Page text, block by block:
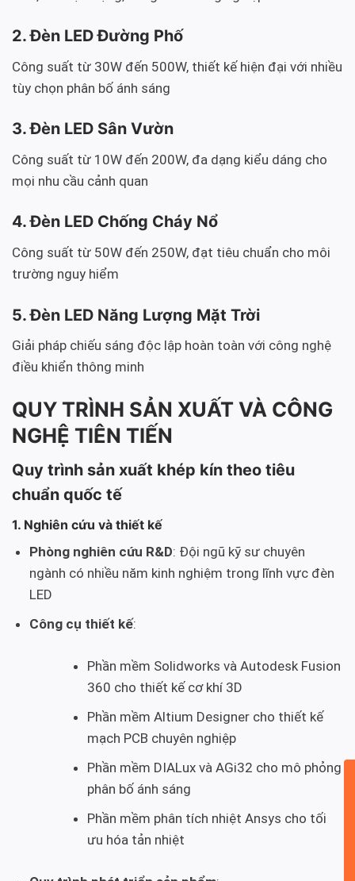
2. Đèn LED Đường Phố
Công suất từ 30W đến 500W, thiết kế hiện đại với nhiều
tùy chọn phân bố ánh sáng
3. Đèn LED Sân Vườn
Công suất từ 10W đến 200W, đa dạng kiểu dáng cho
mọi nhu cầu cảnh quan
4. Đèn LED Chống Cháy Nổ
Công suất từ 50W đến 250W, đạt tiêu chuẩn cho môi
trường nguy hiểm
5. Đèn LED Năng Lượng Mặt Trời
Giải pháp chiếu sáng độc lập hoàn toàn với công nghệ
điều khiển thông minh
QUY TRÌNH SẢN XUẤT VÀ CÔNG
NGHỆ TIÊN TIẾN
Quy trình sản xuất khép kín theo tiêu
chuẩn quốc tế
1. Nghiên cứu và thiết kế
Phòng nghiên cứu R&D: Đội ngũ kỹ sư chuyên
ngành có nhiều năm kinh nghiệm trong lĩnh vực đèn
LED
Công cụ thiết kế:
Phần mềm Solidworks và Autodesk Fusion
360 cho thiết kế cơ khí 3D
Phần mềm Altium Designer cho thiết kế
mạch PCB chuyên nghiệp
Phần mềm DIALux và AGi32 cho mô phỏng
phân bố ánh sáng
Phần mềm phân tích nhiệt Ansys cho tối
ưu hóa tản nhiệt